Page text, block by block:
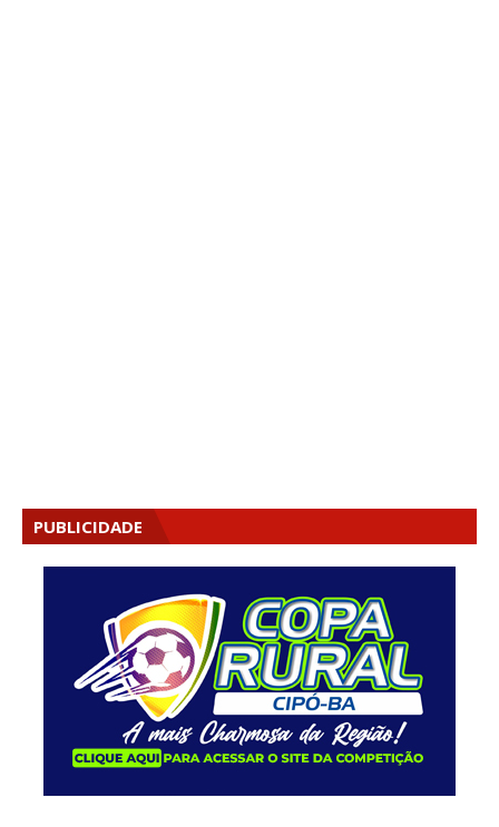
PUBLICIDADE